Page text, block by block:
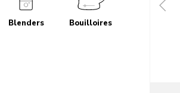
Blenders Bouilloires